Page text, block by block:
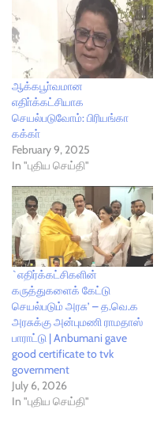
ஆக்கபூா்வமான
எதிா்க்கட்சியாக
செயல்படுவோம்: பிரியங்கா
கக்கா்
February 9, 2025
In "புதிய செய்தி"
`எதிர்க்கட்சிகளின்
கருத்துகளைக் கேட்டு
செயல்படும் அரசு’ – த.வெ.க
அரசுக்கு அன்புமணி ராமதாஸ்
பாராட்டு | Anbumani gave
good certificate to tvk
government
July 6, 2026
In "புதிய செய்தி"